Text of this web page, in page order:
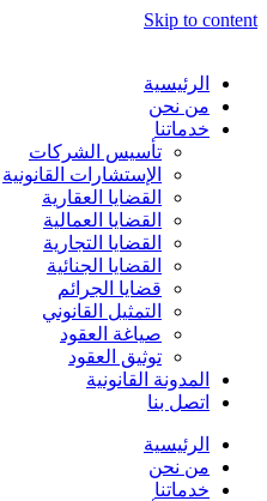
Skip to content
الرئيسية
من نحن
خدماتنا
تأسيس الشركات
الإستشارات القانونية
القضايا العقارية
القضايا العمالية
القضايا التجارية
القضايا الجنائية
قضايا الجرائم
التمثيل القانوني
صياغة العقود
توثيق العقود
المدونة القانونية
اتصل بنا
الرئيسية
من نحن
خدماتنا